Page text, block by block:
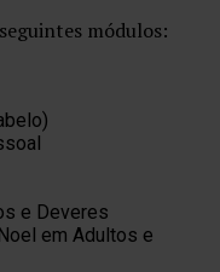
módulos:
e Deveres
em Adultos e